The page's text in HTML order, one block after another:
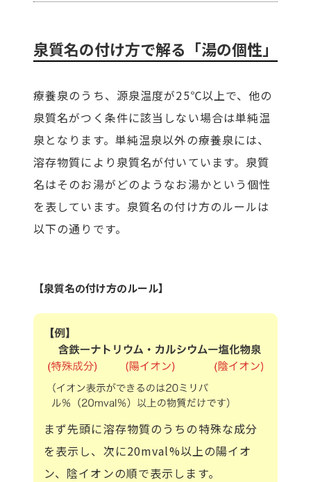
泉質名の付け方で解る「湯の個性」
療養泉のうち、源泉温度が25℃以上で、他の
泉質名がつく条件に該当しない場合は単純温
泉となります。単純温泉以外の療養泉には、
溶存物質により泉質名が付いています。泉質
名はそのお湯がどのようなお湯かという個性
を表しています。泉質名の付け方のルールは
以下の通りです。
【泉質名の付け方のルール】
まず先頭に溶存物質のうちの特殊な成分
を表示し、次に20mval%以上の陽イオ
ン、陰イオンの順で表示します。